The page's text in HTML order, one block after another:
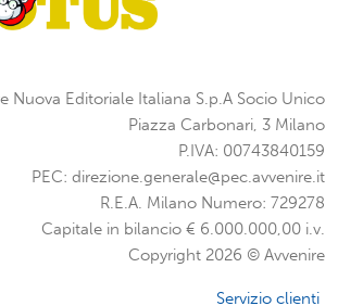
Nuova Editoriale Italiana S.p.A Socio Unico
Piazza Carbonari, 3 Milano
P.IVA: 00743840159
PEC: direzione.generale@pec.avvenire.it
R.E.A. Milano Numero: 729278
Capitale in bilancio € 6.000.000,00 i.v.
Copyright 2026 © Avvenire
Servizio clienti